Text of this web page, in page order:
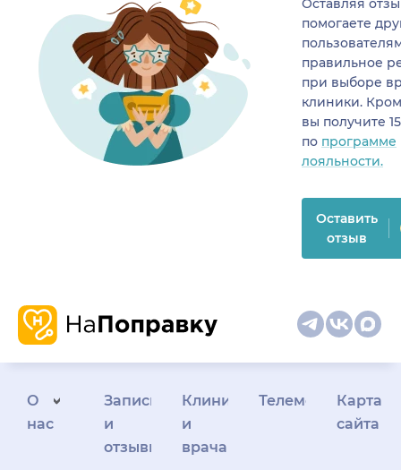
Оставляя
помогаете
правильное
при выборе
клиники.
вы получите
по программе
лояльности.
Оставить
отзыв
О
нас
Запись
и
отзывы
Клиникам
и
врачам
Телемедицина
Карта
сайта